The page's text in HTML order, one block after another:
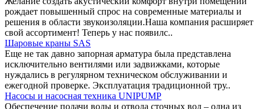
рождает повышенный спрос на современные материалы и
решения в области звукоизоляции.Наша компания расширяет
свой ассортимент! Теперь у нас появилс..
Шаровые краны SAS
Еще не так давно запорная арматура была представлена
исключительно вентилями или задвижками, которые
нуждались в регулярном техническом обслуживании и
ежегодной проверке. Эксплуатация традиционной тру..
Насосы и насосная техника UNIPUMP
Обеспечение подачи воды и отвода сточных вод – одна из